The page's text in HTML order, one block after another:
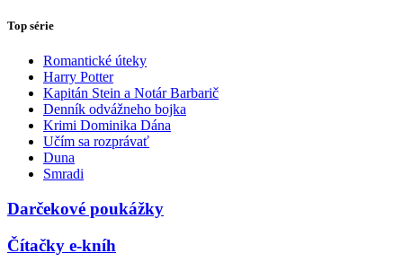
Top série
Romantické úteky
Harry Potter
Kapitán Stein a Notár Barbarič
Denník odvážneho bojka
Krimi Dominika Dána
Učím sa rozprávať
Duna
Smradi
Darčekové poukážky
Čítačky e-kníh